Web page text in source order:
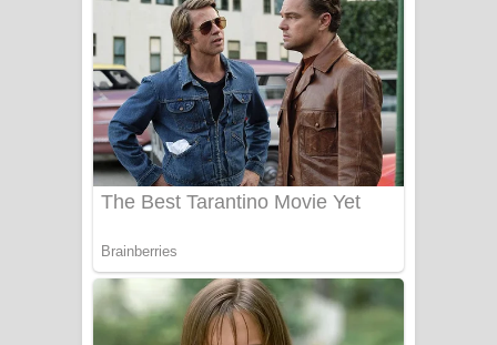
Liyamuda Dan Anagathe Song Lyrics
- ලියමුද දැන් අනාගතේ ගීතයේ පද පෙළ
Doni Song Lyrics - දෝණි ගීතයේ පද
පෙළ
Sanda Babalena Song Lyrics - සඳ